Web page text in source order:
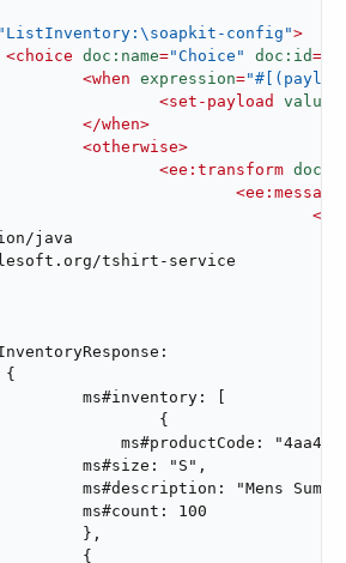
"ListInventory:\soapkit-config">
<choice doc:name="Choice" doc:id=
<when expression=
<set-payload value
</when>
<otherwise>
<ee:transform
<ee:message
<
java
tshirt-service